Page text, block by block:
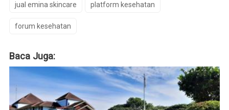
jual emina skincare platform kesehatan
forum kesehatan
Baca Juga: